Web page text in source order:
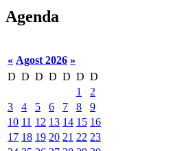
Agenda
« Agost 2026 »
D D D D D D D
1
2
3
4 5 6 7 8
9
10 11 12 13 14 15 16
17 18 19 20 21 22 23